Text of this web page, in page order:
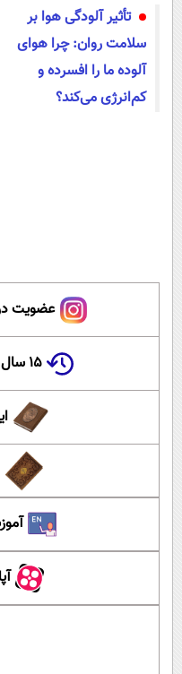
تأثیر آلودگی هوا بر
سلامت روان: چرا هوای
آلوده ما را افسرده و
کم‌انرژی می‌کند؟
عضویت
۱۵ سال پیش در چنین روزی